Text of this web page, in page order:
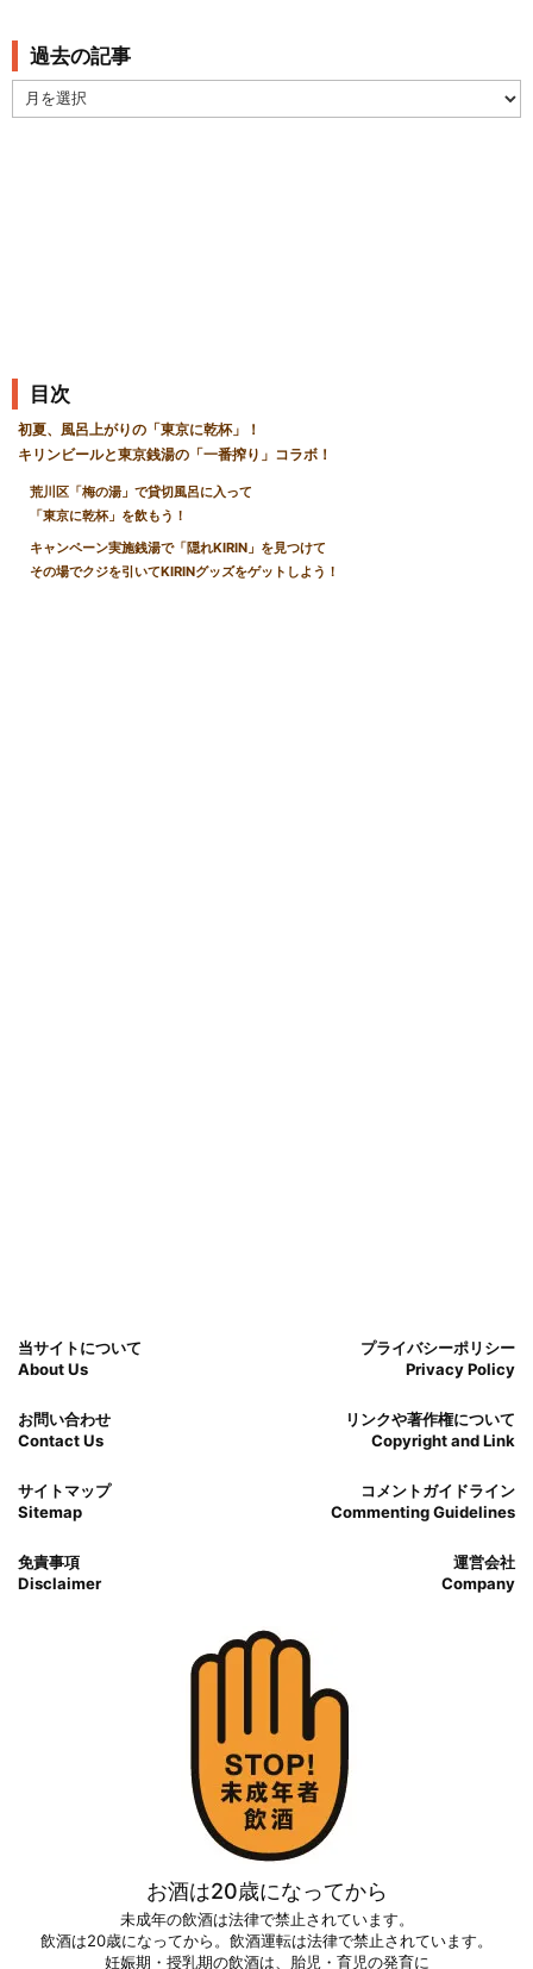
過去の記事
去
目次
初夏、風呂上がりの「東京に乾杯」！
キリンビールと東京銭湯の「一番搾り」コラボ！
荒川区「梅の湯」で貸切風呂に入って
「東京に乾杯」を飲もう！
キャンペーン実施銭湯で「隠れKIRIN」を見つけて
その場でクジを引いてKIRINグッズをゲットしよう！
当サイトについて
About Us
プライバシーポリシー
Privacy Policy
お問い合わせ
Contact Us
リンクや著作権について
Copyright and Link
サイトマップ
Sitemap
コメントガイドライン
Commenting Guidelines
免責事項
Disclaimer
運営会社
Company
お酒は20歳になってから
未成年の飲酒は法律で禁止されています。
飲酒は20歳になってから。飲酒運転は法律で禁止されています。
妊娠期・授乳期の飲酒は、胎児・育児の発育に